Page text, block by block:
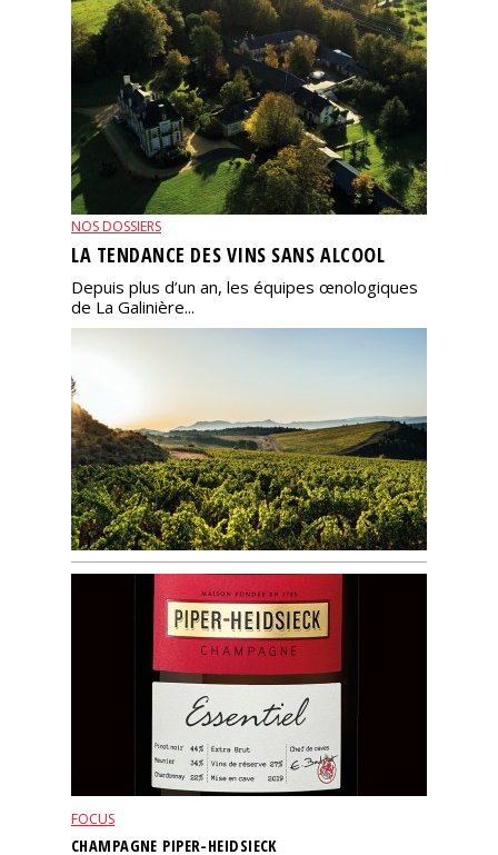
NOS DOSSIERS
LA TENDANCE DES VINS SANS ALCOOL
Depuis plus d’un an, les équipes œnologiques
de La Galinière...
FOCUS
CHAMPAGNE PIPER-HEIDSIECK